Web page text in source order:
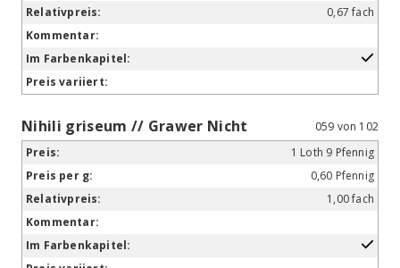
0,67 fach
Nihili griseum // Grawer Nicht
059 von 102
1 Loth 9 Pfennig
0,60 Pfennig
1,00 fach